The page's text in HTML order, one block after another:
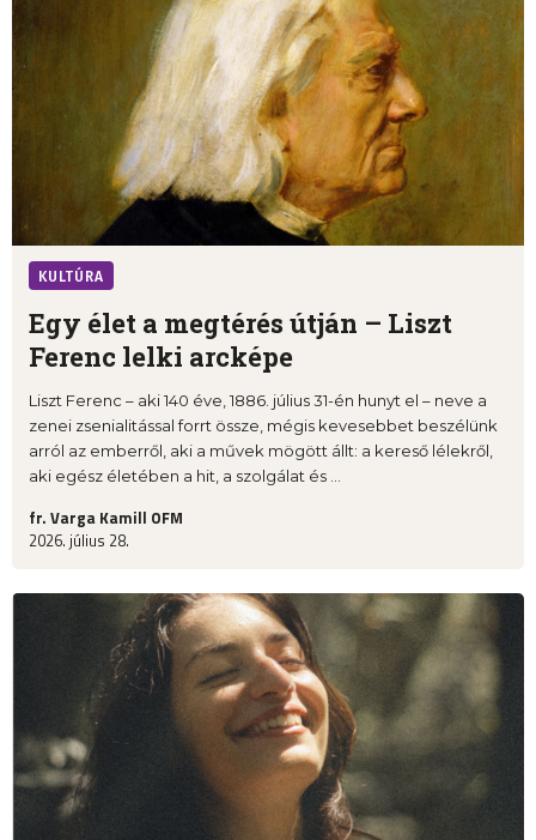
KULTÚRA
Egy élet a megtérés útján – Liszt
Ferenc lelki arcképe
Liszt Ferenc – aki 140 éve, 1886. július 31-én hunyt el – neve a
zenei zsenialitással forrt össze, mégis kevesebbet beszélünk
arról az emberről, aki a művek mögött állt: a kereső lélekről,
aki egész életében a hit, a szolgálat és ...
fr. Varga Kamill OFM
2026. július 28.